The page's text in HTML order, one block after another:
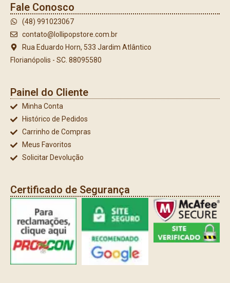
Fale Conosco
(48) 991023067
contato@lollipopstore.com.br
Rua Eduardo Horn, 533 Jardim Atlântico
Florianópolis - SC. 88095580
Painel do Cliente
Minha Conta
Histórico de Pedidos
Carrinho de Compras
Meus Favoritos
Solicitar Devolução
Certificado de Segurança